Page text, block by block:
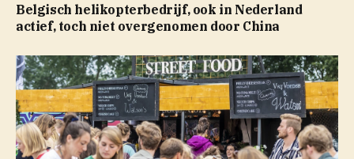
Belgisch helikopterbedrijf, ook in Nederland
actief, toch niet overgenomen door China